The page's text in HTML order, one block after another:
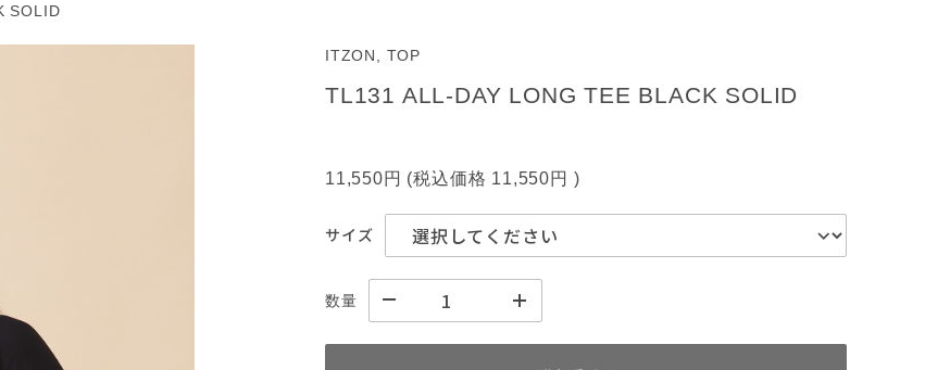
SOLID
ITZON, TOP
TL131 ALL-DAY LONG TEE BLACK SOLID
11,550円 (税込価格 11,550円 )
サイズ
数量